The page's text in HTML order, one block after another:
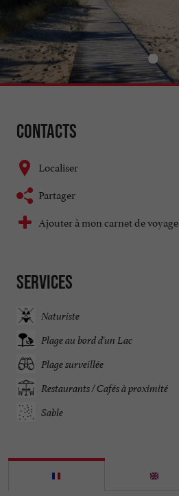
Contacts
Localiser
Partager
Ajouter à mon carnet de voyage
Services
Naturiste
Plage au bord d'un Lac
Plage surveillée
Restaurants / Cafés à proximité
Sable